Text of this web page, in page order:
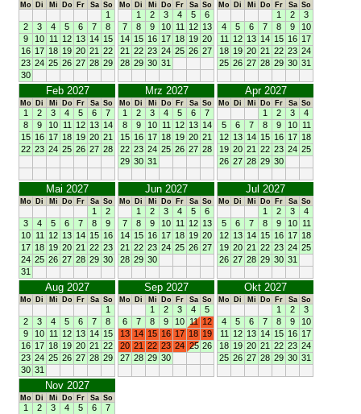
Mo Di Mi Do Fr Sa So
1
2
3 4 5 6 7
8
9
10 11 12 13 14 15
16 17 18 19 20 21
22
23 24 25 26 27 28 29
30
Mo Di Mi Do Fr Sa So
1 2 3 4 5
6
7
8 9 10 11 12 13
14 15 16 17 18 19 20
21
22 23 24 25 26 27
28 29 30 31
Mo Di Mi Do Fr Sa So
1 2
3
4
5 6 7 8 9
10
11
12 13 14 15 16 17
18 19 20 21 22 23 24
25 26 27 28 29 30 31
Feb 2027
Mo Di Mi Do Fr Sa So
1 2 3 4 5 6
7
8
9 10 11 12 13 14
15 16 17 18 19 20 21
22 23 24 25 26 27 28
Mrz 2027
Mo Di Mi Do Fr Sa So
1 2 3 4 5 6
7
8
9 10 11 12 13 14
15 16 17 18 19 20 21
22 23 24 25 26 27 28
29 30 31
Apr 2027
Mo Di Mi Do Fr Sa So
1 2 3
4
5
6 7 8 9 10 11
12 13 14 15 16 17 18
19 20 21 22 23 24 25
26 27 28 29 30
Mai 2027
Mo Di Mi Do Fr Sa So
1
2
3
4 5 6 7 8
9
10 11 12 13 14 15 16
17 18 19 20 21 22 23
24 25 26 27 28 29 30
31
Jun 2027
Mo Di Mi Do Fr Sa So
1 2 3 4 5
6
7
8 9 10 11 12 13
14 15 16 17 18 19 20
21
22 23 24 25 26 27
28 29 30
Jul 2027
Mo Di Mi Do Fr Sa So
1 2 3
4
5
6 7 8 9 10 11
12 13 14 15 16 17 18
19 20 21 22 23 24 25
26 27 28 29 30 31
Aug 2027
Mo Di Mi Do Fr Sa So
1
2
3 4 5 6 7
8
9
10 11 12 13 14 15
16 17 18 19 20 21
22
23 24 25 26 27 28 29
30 31
Sep 2027
Mo Di Mi Do Fr Sa So
1 2 3 4
5
6
7 8 9 10 11 12
13 14 15 16 17 18 19
20 21 22 23 24 25 26
27 28 29 30
Okt 2027
Mo Di Mi Do Fr Sa So
1 2
3
4
5 6 7 8 9
10
11
12 13 14 15 16 17
18 19 20 21 22 23 24
25 26 27 28 29 30 31
Nov 2027
Mo Di Mi Do Fr Sa So
1 2 3 4 5 6
7